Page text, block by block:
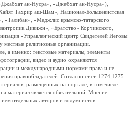
ан-Нусра», «Джебхат ан-Нусра»),
Тахрир аш-Шам», Национал-Большевистская
«Меджлис крымско-татарского
Дивижн», «Братство» Корчинского,
«Управленческий центр Свидетелей Иеговы
местные религиозные организации.
а именно: текстовые материалы, элементы
видео и аудио охраняются
и международными нормами права и не
правообладателей. Согласно ст.ст. 1274,1275
размещенных на портале, в том числе
материал является обязательной. Мнение
отдельных авторов и колумнистов.